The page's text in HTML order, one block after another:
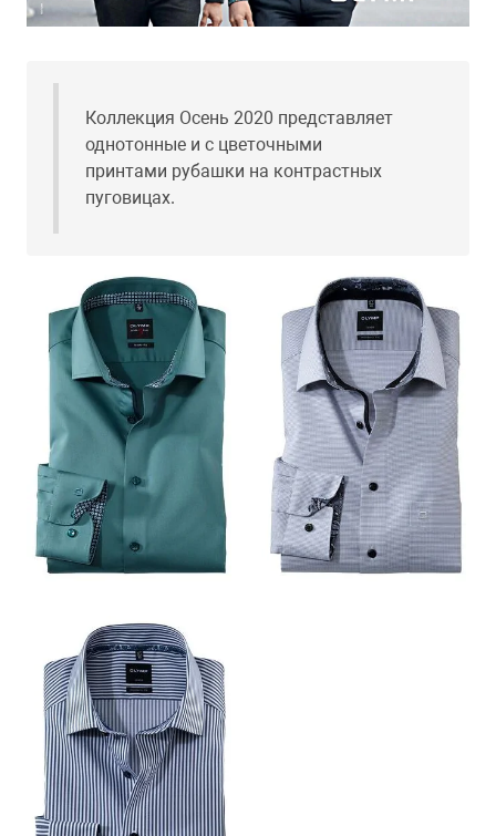
Коллекция Осень 2020 представляет
однотонные и с цветочными
принтами рубашки на контрастных
пуговицах.